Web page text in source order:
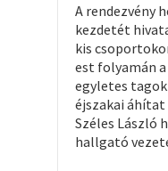
A rendezvény
kezdetét
kis
est folyamán
egyletes
éjszakai
Széles László
hallgató